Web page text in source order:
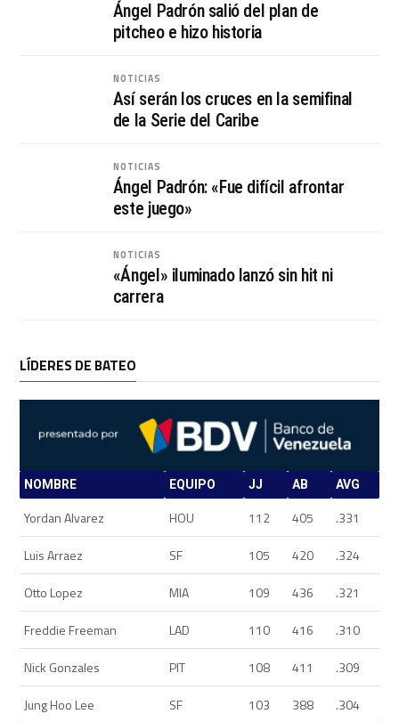
Ángel Padrón salió del plan de
pitcheo e hizo historia
NOTICIAS
Así serán los cruces en la semifinal
de la Serie del Caribe
NOTICIAS
Ángel Padrón: «Fue difícil afrontar
este juego»
NOTICIAS
«Ángel» iluminado lanzó sin hit ni
carrera
LÍDERES DE BATEO
NOMBRE EQUIPO JJ AB AVG
Yordan Alvarez HOU 112 405
.331
Luis Arraez
SF 105 420
.324
Otto Lopez
MIA 109 436
.321
Freddie Freeman
LAD 110 416
.310
Nick Gonzales
PIT 108 411
.309
Jung Hoo Lee
SF 103 388
.304